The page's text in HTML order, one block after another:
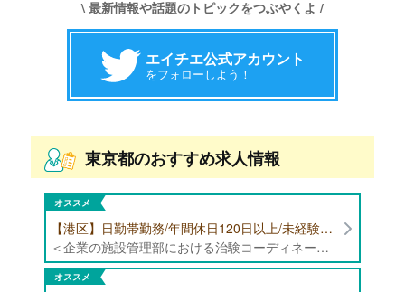
\ 最新情報や話題のトピックをつぶやくよ /
エイチエ公式アカウント
をフォローしよう！
東京都のおすすめ求人情報
オススメ
【港区】日勤帯勤務/年間休日120日以上/未経験者歓迎/健康食品の臨床試験に携わる管理栄養士・栄養士の治験コーディネーター募集！
＜企業の施設管理部における治験コーディネーター業務全般＞ ・健康食品の臨床試験に伴う指導 ・スケジュール調整等の被験者管理 ・データ収集、書類作成 ・医療機関にて被験者への説明や誘導 ・栄養指導、栄養計算
オススメ